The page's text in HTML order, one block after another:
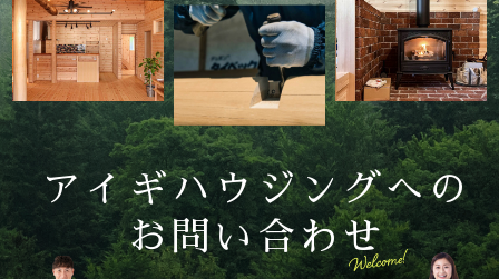
アイギハウジングへの
お問い合わせ